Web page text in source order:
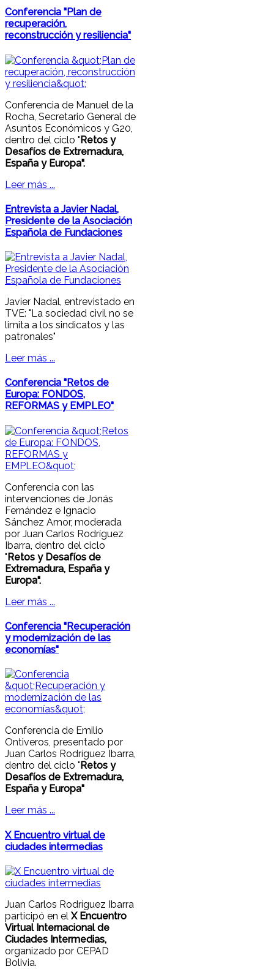
Conferencia "Plan de
recuperación,
reconstrucción y resiliencia"
Conferencia de Manuel de la
Rocha, Secretario General de
Asuntos Económicos y G20,
dentro del ciclo "Retos y
Desafíos de Extremadura,
España y Europa".
Leer más ...
Entrevista a Javier Nadal,
Presidente de la Asociación
Española de Fundaciones
Javier Nadal, entrevistado en
TVE: "La sociedad civil no se
limita a los sindicatos y las
patronales"
Leer más ...
Conferencia "Retos de
Europa: FONDOS,
REFORMAS y EMPLEO"
Conferencia con las
intervenciones de Jonás
Fernández e Ignacio
Sánchez Amor, moderada
por Juan Carlos Rodríguez
Ibarra, dentro del ciclo
"Retos y Desafíos de
Extremadura, España y
Europa".
Leer más ...
Conferencia "Recuperación
y modernización de las
economías"
Conferencia de Emilio
Ontiveros, presentado por
Juan Carlos Rodríguez Ibarra,
dentro del ciclo " Retos y
Desafíos de Extremadura,
España y Europa"
Leer más ...
X Encuentro virtual de
ciudades intermedias
Juan Carlos Rodríguez Ibarra
participó en el X Encuentro
Virtual Internacional de
Ciudades Intermedias,
organizado por CEPAD
Bolivia.